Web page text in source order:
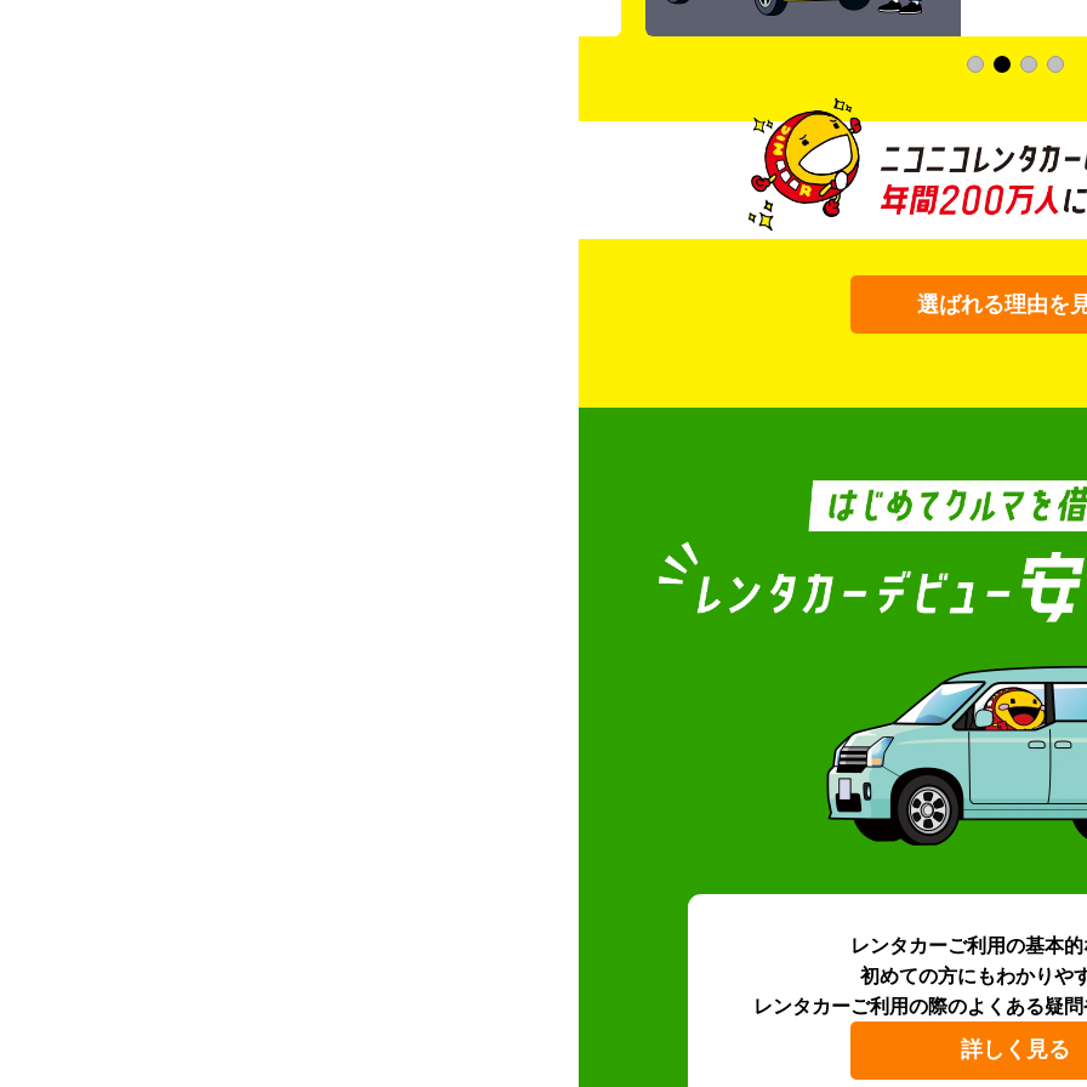
選ばれる理由を
レンタカーご利用の基本
初めての方にもわかりや
レンタカーご利用の際のよくある疑問
詳しく見る